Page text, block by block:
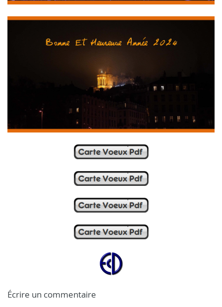
Écrire un commentaire